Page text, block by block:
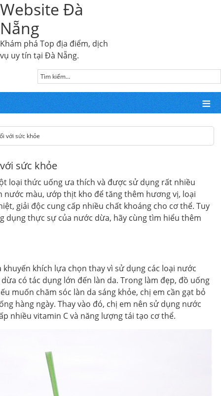
Website Đà
Nẵng
Khám phá Top địa điểm, dịch
vụ uy tín tại Đà Nẵng.
với sức khỏe
sức khỏe
loại thức uống ưa thích và được sử dụng rất nhiều
màu, ướp thịt kho để tăng thêm hương vị, loại
giải độc cung cấp nhiều chất khoáng cho cơ thể. Tuy
dụng thực sự của nước dừa, hãy cùng tìm hiểu thêm
khích lựa chọn thay vì sử dụng các loại nước
có tác dụng lớn đến làn da. Trong làm đẹp, đồ uống
muốn chăm sóc làn da sáng khỏe, chị em cần gạt bỏ
hàng ngày. Thay vào đó, chị em nên sử dụng nước
nhiều vitamin C và năng lượng tái tạo cơ thể.